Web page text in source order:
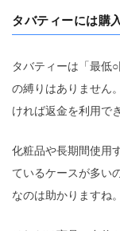
タバティーには購
タバティーは「最低
の縛りはありません
ければ返金を利用で
化粧品や長期間使用
ているケースが多い
なのは助かりますね。